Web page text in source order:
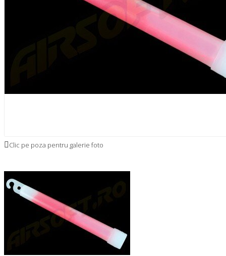
Clic pe poza pentru galerie foto